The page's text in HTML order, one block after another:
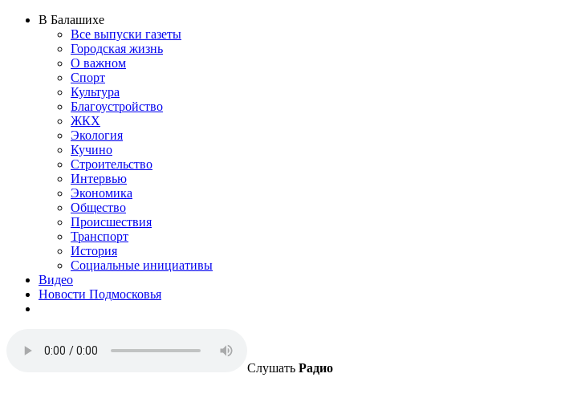
В Балашихе
Все выпуски газеты
Городская жизнь
О важном
Спорт
Культура
Благоустройство
ЖКХ
Экология
Кучино
Строительство
Интервью
Экономика
Общество
Происшествия
Транспорт
История
Социальные инициативы
Видео
Новости Подмосковья
Слушать Радио